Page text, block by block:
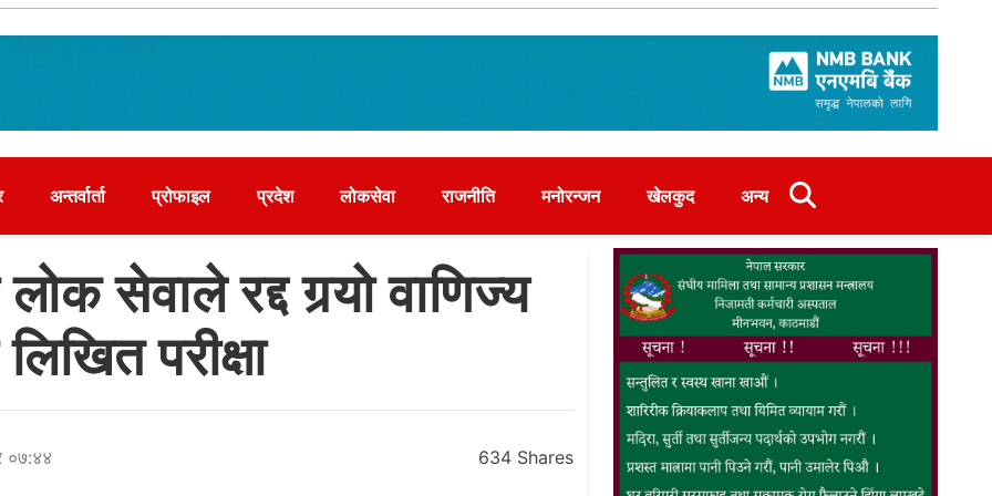
अन्तर्वार्ता प्रोफाइल प्रदेश लोकसेवा राजनीति मनोरन्जन खेलकुद अन्य
सेवाले रद्द गर्‍यो वाणिज्य
परीक्षा
०७:४४ 634 Shares